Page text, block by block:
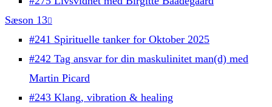
Sæson 13
#241 Spirituelle tanker for Oktober 2025
#242 Tag ansvar for din maskulinitet man(d) med
Martin Picard
#243 Klang, vibration & healing